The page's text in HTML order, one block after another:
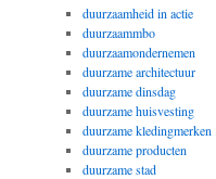
duurzaamheid in actie
duurzaammbo
duurzaamondernemen
duurzame architectuur
duurzame dinsdag
duurzame huisvesting
duurzame kledingmerken
duurzame producten
duurzame stad